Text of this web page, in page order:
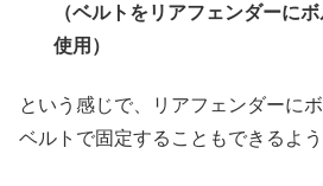
（ベルトをリアフェンダーに
使用）
という感じで、リアフェンダーに
ベルトで固定することもできるよう